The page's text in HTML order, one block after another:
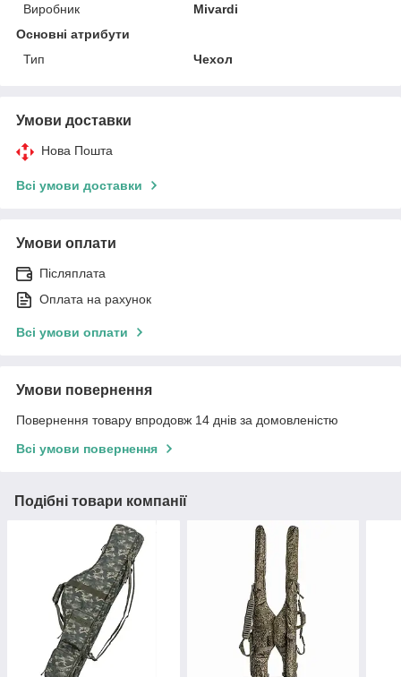
Виробник
Mivardi
Основні атрибути
Тип
Чехол
Умови доставки
Нова Пошта
Всі умови доставки
Умови оплати
Післяплата
Оплата на рахунок
Всі умови оплати
Умови повернення
Повернення товару впродовж 14 днів за домовленістю
Всі умови повернення
Подібні товари компанії